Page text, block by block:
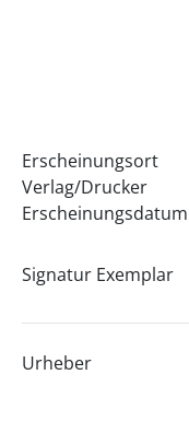
Erscheinungsort
Verlag/Drucker
Erscheinungsdatum
Signatur Exemplar
Urheber